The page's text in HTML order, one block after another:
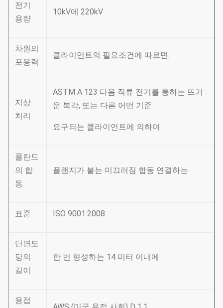
전기
용량
10kV에 220kV
차원의
포용력
클라이언트의 필요조건에 따르면.
지상
처리
ASTM A 123 다음 직류 전기를 통하는 뜨거
운 복각, 또는 다른 어떤 기준
요구되는 클라이언트에 의하여.
폴란드
의 합
동
플랜지가 붙는 미끄러짐 합동 연결하는
표준 ISO 9001:2008
단면도
당의
길이
한 번 형성하는 14 미터 이내에
용접